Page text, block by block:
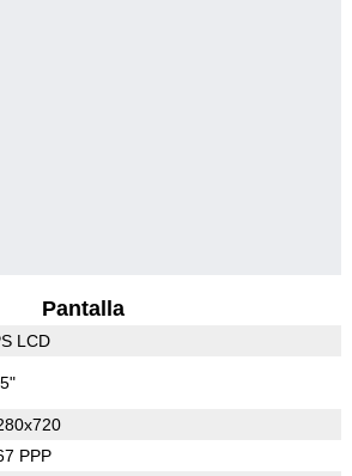
Pantalla
LCD
PPP